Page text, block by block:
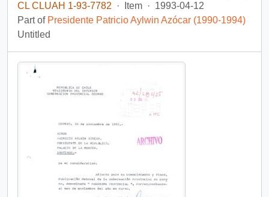
CL CLUAH 1-93-7782
· Item · 1993-04-12
Part of Presidente Patricio Aylwin Azócar (1990-1994)
Untitled